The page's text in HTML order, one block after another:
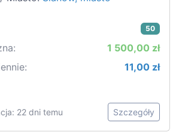
50
1 500,00 zł
11,00 zł
22 dni temu Szczegóły